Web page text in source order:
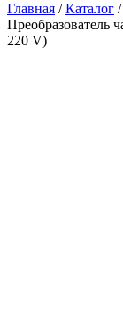
Главная /Каталог /
Преобразователь
220 V)